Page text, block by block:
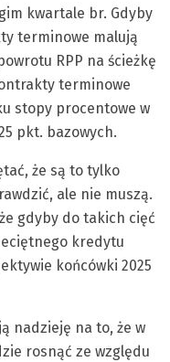
kwartale br. Gdyby
terminowe malują
RPP na ścieżkę
terminowe
stopy procentowe w
pkt. bazowych.
że są to tylko
ale nie muszą.
gdyby do takich cięć
kredytu
końcówki 2025
nadzieję na to, że w
rosnąć ze względu